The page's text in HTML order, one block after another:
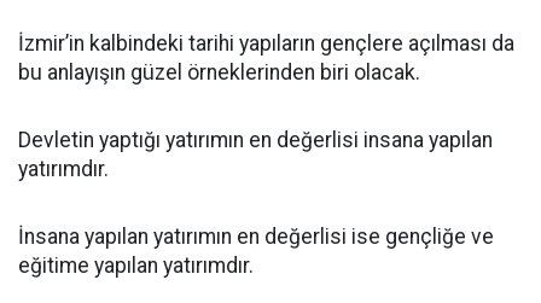
İzmir’in kalbindeki tarihi yapıların gençlere açılması da
bu anlayışın güzel örneklerinden biri olacak.
Devletin yaptığı yatırımın en değerlisi insana yapılan
yatırımdır.
İnsana yapılan yatırımın en değerlisi ise gençliğe ve
eğitime yapılan yatırımdır.